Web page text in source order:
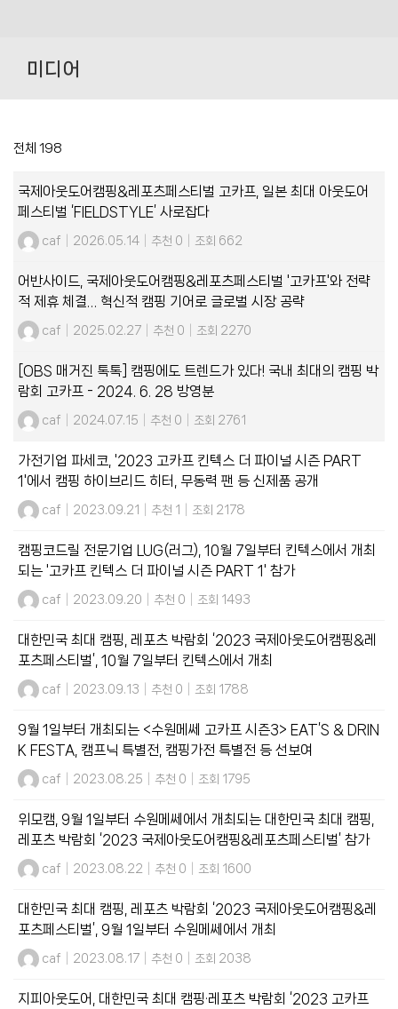
content미디어
전체 198
국제아웃도어캠핑&레포츠페스티벌 고카프, 일본 최대 아웃도어
페스티벌 ‘FIELDSTYLE’ 사로잡다
caf 2026.05.14 추천 0 조회 662
어반사이드, 국제아웃도어캠핑&레포츠페스티벌 '고카프'와 전략
적 제휴 체결… 혁신적 캠핑 기어로 글로벌 시장 공략
caf 2025.02.27 추천 0 조회 2270
[OBS 매거진 톡톡] 캠핑에도 트렌드가 있다! 국내 최대의 캠핑 박
람회 고카프 - 2024. 6. 28 방영분
caf 2024.07.15 추천 0 조회 2761
가전기업 파세코, '2023 고카프 킨텍스 더 파이널 시즌 PART
1'에서 캠핑 하이브리드 히터, 무동력 팬 등 신제품 공개
caf 2023.09.21 추천 1 조회 2178
캠핑코드릴 전문기업 LUG(러그), 10월 7일부터 킨텍스에서 개최
되는 '고카프 킨텍스 더 파이널 시즌 PART 1' 참가
caf 2023.09.20 추천 0 조회 1493
대한민국 최대 캠핑, 레포츠 박람회 ‘2023 국제아웃도어캠핑&레
포츠페스티벌’, 10월 7일부터 킨텍스에서 개최
caf 2023.09.13 추천 0 조회 1788
9월 1일부터 개최되는 <수원메쎄 고카프 시즌3> EAT’S & DRIN
K FESTA, 캠프닉 특별전, 캠핑가전 특별전 등 선보여
caf 2023.08.25 추천 0 조회 1795
위모캠, 9월 1일부터 수원메쎄에서 개최되는 대한민국 최대 캠핑,
레포츠 박람회 ‘2023 국제아웃도어캠핑&레포츠페스티벌’ 참가
caf 2023.08.22 추천 0 조회 1600
대한민국 최대 캠핑, 레포츠 박람회 ‘2023 국제아웃도어캠핑&레
포츠페스티벌’, 9월 1일부터 수원메쎄에서 개최
caf 2023.08.17 추천 0 조회 2038
지피아웃도어, 대한민국 최대 캠핑·레포츠 박람회 ‘2023 고카프